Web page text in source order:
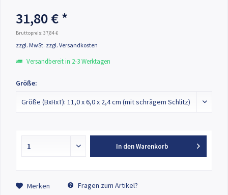
31,80 € *
Bruttopreis: 37,84 €
zzgl. MwSt. zzgl. Versandkosten
Versandbereit in 2-3 Werktagen
Größe:
In denWarenkorb
Merken Fragen zum Artikel?